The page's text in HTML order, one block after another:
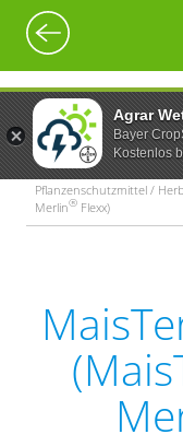
Agrar
Bayer
Kostenlos
Pflanzenschutzmittel /
Merlin® Flexx)